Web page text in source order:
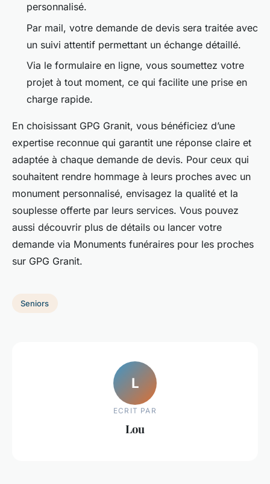
personnalisé.
Par mail, votre demande de devis sera traitée avec
un suivi attentif permettant un échange détaillé.
Via le formulaire en ligne, vous soumettez votre
projet à tout moment, ce qui facilite une prise en
charge rapide.
En choisissant GPG Granit, vous bénéficiez d’une
expertise reconnue qui garantit une réponse claire et
adaptée à chaque demande de devis. Pour ceux qui
souhaitent rendre hommage à leurs proches avec un
monument personnalisé, envisagez la qualité et la
souplesse offerte par leurs services. Vous pouvez
aussi découvrir plus de détails ou lancer votre
demande via Monuments funéraires pour les proches
sur GPG Granit.
Seniors
L
ECRIT PAR
Lou